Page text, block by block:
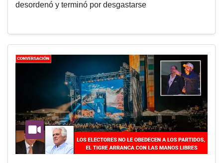
desordenó y terminó por desgastarse